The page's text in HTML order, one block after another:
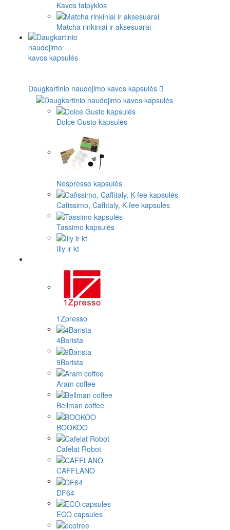
Kavos talpyklos
Matcha rinkiniai ir aksesuarai
Daugkartinio naudojimo kavos kapsulės
Dolce Gusto kapsulės
Nespresso kapsulės
Cafissimo, Caffitaly, K-fee kapsulės
Tassimo kapsulės
Illy ir kt
1Zpresso
4Barista
9Barista
Aram coffee
Bellman coffee
BOOKOO
Cafelat Robot
CAFFLANO
DF64
ECO capsules